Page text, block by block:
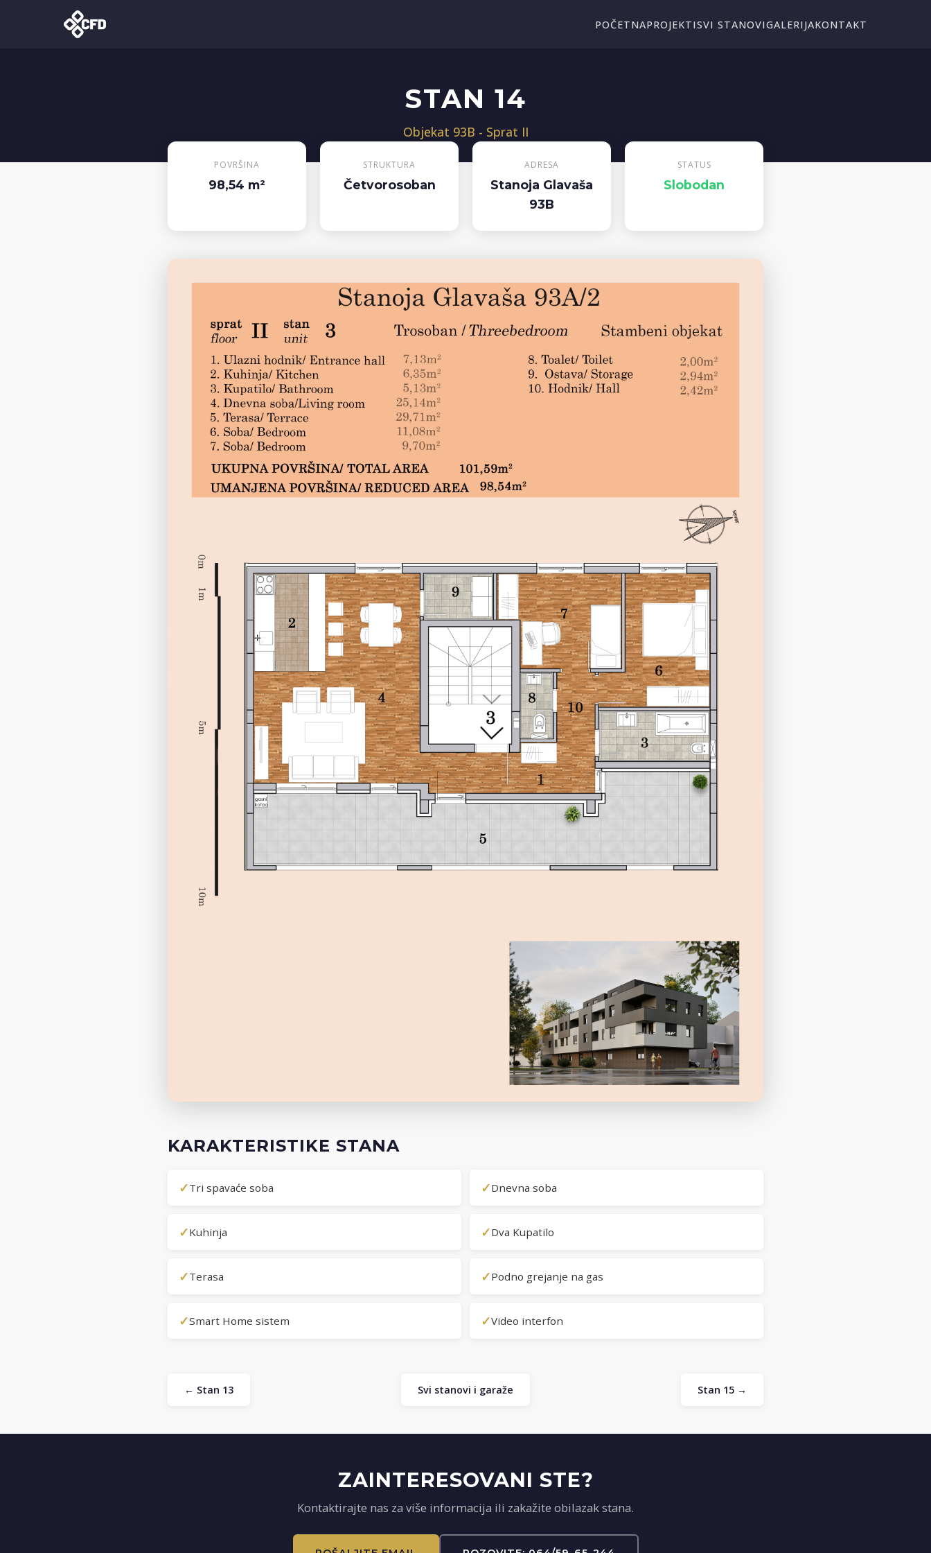
POČETNAPROJEKTISVI STANOVIGALERIJAKONTAKT
STAN 14
Objekat 93B - Sprat II
POVRŠINA
98,54 m²
STRUKTURA
Četvorosoban
ADRESA
Stanoja Glavaša
93B
STATUS
Slobodan
KARAKTERISTIKE STANA
✓Tri spavaće soba ✓Dnevna soba
✓Kuhinja ✓Dva Kupatilo
✓Terasa ✓Podno grejanje na gas
✓Smart Home sistem ✓Video interfon
← Stan 13 Svi stanovi i garaže Stan 15 →
ZAINTERESOVANI STE?
Kontaktirajte nas za više informacija ili zakažite obilazak stana.